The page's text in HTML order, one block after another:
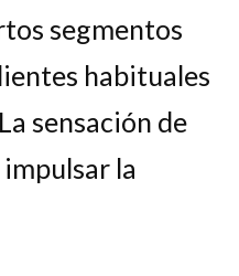
segmentos
habituales
sensación de
la